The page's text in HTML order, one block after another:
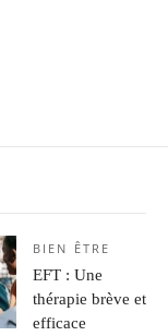
BIEN ÊTRE
EFT : Une
thérapie brève et
efficace